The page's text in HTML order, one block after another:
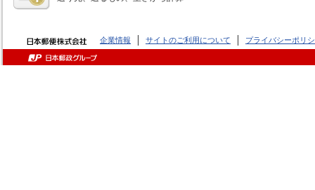
企業情報 サイトのご利用について プライバシーポリ